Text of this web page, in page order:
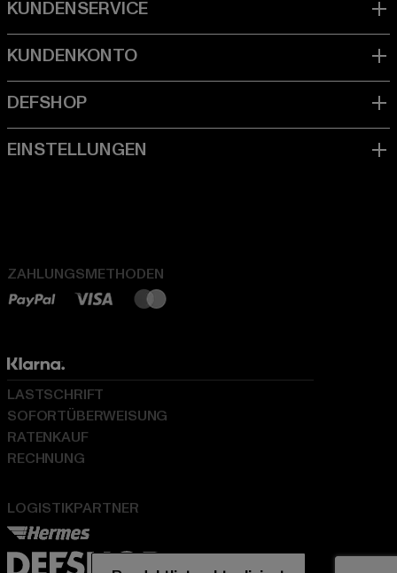
ZAHLUNGSMETHODEN
LOGISTIKPARTNER
LASTSCHRIFT
SOFORTÜBERWEISUNG
RATENKAUF
RECHNUNG